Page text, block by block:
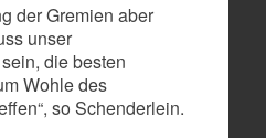
der Gremien aber
unser
die besten
Wohle des
so Schenderlein.